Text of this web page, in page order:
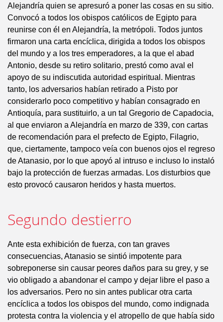
Alejandría quien se apresuró a poner las cosas en su sitio.
Convocó a todos los obispos católicos de Egipto para
reunirse con él en Alejandría, la metrópoli. Todos juntos
firmaron una carta encíclica, dirigida a todos los obispos
del mundo y a los tres emperadores, a la que el abad
Antonio, desde su retiro solitario, prestó como aval el
apoyo de su indiscutida autoridad espiritual. Mientras
tanto, los adversarios habían retirado a Pisto por
considerarlo poco competitivo y habían consagrado en
Antioquía, para sustituirlo, a un tal Gregorio de Capadocia,
al que enviaron a Alejandría en marzo de 339, con cartas
de recomendación para el prefecto de Egipto, Filagrio,
que, ciertamente, tampoco veía con buenos ojos el regreso
de Atanasio, por lo que apoyó al intruso e incluso lo instaló
bajo la protección de fuerzas armadas. Los disturbios que
esto provocó causaron heridos y hasta muertos.
Segundo destierro
Ante esta exhibición de fuerza, con tan graves
consecuencias, Atanasio se sintió impotente para
sobreponerse sin causar peores daños para su grey, y se
vio obligado a abandonar el campo y dejar libre el paso a
los adversarios. Pero no sin antes publicar otra carta
encíclica a todos los obispos del mundo, como indignada
protesta contra la violencia y el atropello de que había sido